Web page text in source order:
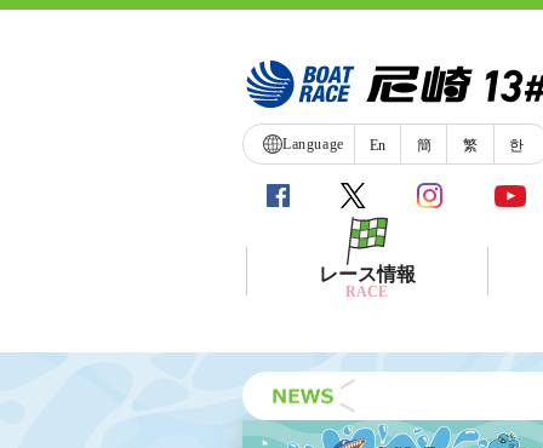
Language En 簡 繁 한
レース情報
RACE
シリーズインデックス